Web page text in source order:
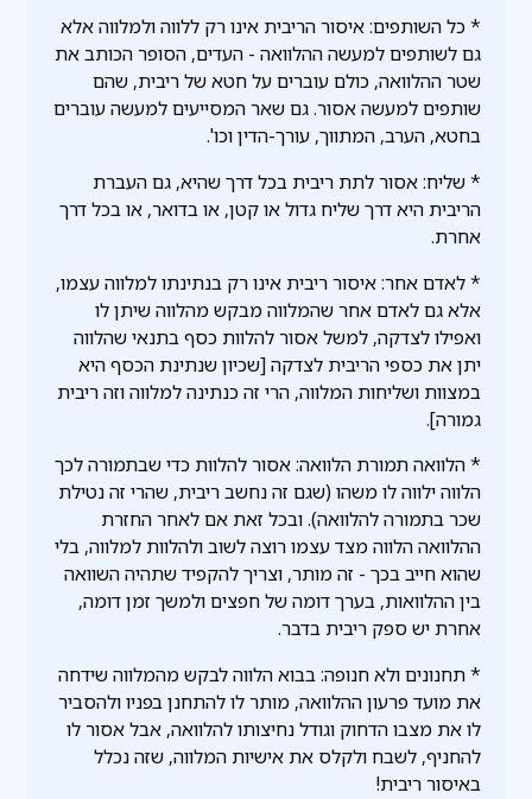
* כל השותפים: איסור הריבית אינו רק ללווה ולמלווה אלא
גם לשותפים למעשה ההלוואה - העדים, הסופר הכותב את
שטר ההלוואה, כולם עוברים על חטא של ריבית, שהם
שותפים למעשה אסור. גם שאר המסייעים למעשה עוברים
בחטא, הערב, המתווך, עורך-הדין וכו'.
* שליח: אסור לתת ריבית בכל דרך שהיא, גם העברת
הריבית היא דרך שליח גדול או קטן, או בדואר, או בכל דרך
אחרת.
* לאדם אחר: איסור ריבית אינו רק בנתינתו למלווה עצמו,
אלא גם לאדם אחר שהמלווה מבקש מהלווה שיתן לו
ואפילו לצדקה, למשל אסור להלוות כסף בתנאי שהלווה
יתן את כספי הריבית לצדקה [שכיון שנתינת הכסף היא
במצוות ושליחות המלווה, הרי זה כנתינה למלווה וזה ריבית
גמורה].
* הלוואה תמורת הלוואה: אסור להלוות כדי שבתמורה לכך
הלווה ילווה לו משהו (שגם זה נחשב ריבית, שהרי זה נטילת
שכר בתמורה להלוואה). ובכל זאת אם לאחר החזרת
ההלוואה הלווה מצד עצמו רוצה לשוב ולהלוות למלווה, בלי
שהוא חייב בכך - זה מותר, וצריך להקפיד שתהיה השוואה
בין ההלוואות, בערך דומה של חפצים ולמשך זמן דומה,
אחרת יש ספק ריבית בדבר.
* תחנונים ולא חנופה: בבוא הלווה לבקש מהמלווה שידחה
את מועד פרעון ההלוואה, מותר לו להתחנן בפניו ולהסביר
לו את מצבו הדחוק וגודל נחיצותו להלוואה, אבל אסור לו
להחניף, לשבח ולקלס את אישיות המלווה, שזה נכלל
באיסור ריבית!